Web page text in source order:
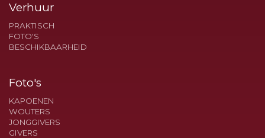
Verhuur
PRAKTISCH
FOTO'S
BESCHIKBAARHEID
Foto's
KAPOENEN
WOUTERS
JONGGIVERS
GIVERS